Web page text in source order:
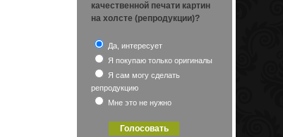
качественной печати картин
на холсте (репродукции)?
Да, интересует
Я покупаю только оригиналы
Я сам могу сделать
репродукцию
Мне это не нужно